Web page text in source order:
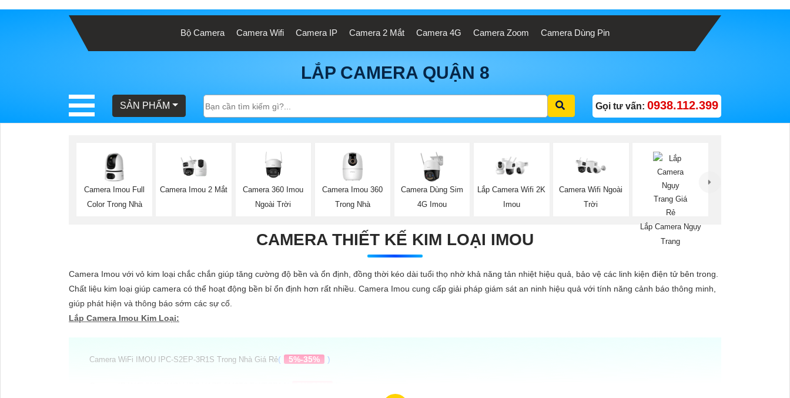
Bộ Camera Camera Wifi Camera IP Camera 2 Mắt Camera 4G Camera Zoom Camera Dùng Pin
LẮP CAMERA QUẬN 8
SẢN PHẨM Gọi tư vấn: 0938.112.399
Camera Imou Full
Color Trong Nhà
Camera Imou 2 Mắt
Camera 360 Imou
Ngoài Trời
Camera Imou 360
Trong Nhà
Camera Dùng Sim
4G Imou
Lắp Camera Wifi 2K
Imou
Camera Wifi Ngoài
Trời
Lắp Camera Ngụy
Trang
CAMERA THIẾT KẾ KIM LOẠI IMOU
Camera Imou với vỏ kim loại chắc chắn giúp tăng cường độ bền và ổn định, đồng thời kéo dài tuổi thọ nhờ khả năng tản nhiệt hiệu quả, bảo vệ các linh kiện điện tử bên trong.
Chất liệu kim loại giúp camera có thể hoạt động bền bỉ ổn định hơn rất nhiều. Camera Imou cung cấp giải pháp giám sát an ninh hiệu quả với tính năng cảnh báo thông minh,
giúp phát hiện và thông báo sớm các sự cố.
Lắp Camera Imou Kim Loại:
Camera WiFi IMOU IPC-S2EP-3R1S Trong Nhà Giá Rẻ( 5%-35% )